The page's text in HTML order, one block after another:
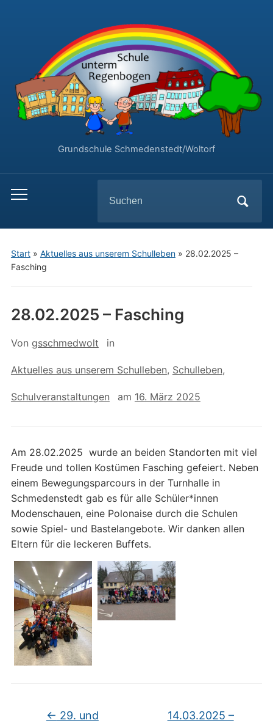
Grundschule Schmedenstedt/Woltorf
Toggle
menu
for:
Start» Aktuelles aus unserem Schulleben» 28.02.2025 –
Fasching
28.02.2025 – Fasching
Von gsschmedwolt in
Aktuelles aus unserem Schulleben, Schulleben,
Schulveranstaltungen am 16. März 2025
Am 28.02.2025 wurde an beiden Standorten mit viel
Freude und tollen Kostümen Fasching gefeiert. Neben
einem Bewegungsparcours in der Turnhalle in
Schmedenstedt gab es für alle Schüler*innen
Modenschauen, eine Polonaise durch die Schulen
sowie Spiel- und Bastelangebote. Wir danken allen
Eltern für die leckeren Buffets.
← 29. und
14.03.2025 –